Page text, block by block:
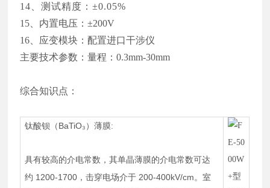
14 、测试精度：±0.05%
1 5 、内置电压：±200V
16 、应变模块：配置进口干涉仪
主要技术参数：量程：0.3mm-30mm
综合知识点：
钛酸钡（ BaTiO₃ ）薄膜:
具有较高的介电常数，其单晶薄膜的介电常数可达
约 1200-1700 ，击穿电场介于 200-400kV/cm 。室